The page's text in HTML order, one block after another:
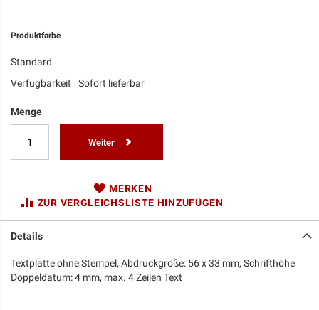
Produktfarbe
Standard
Verfügbarkeit
Sofort lieferbar
Menge
Weiter
MERKEN
ZUR VERGLEICHSLISTE HINZUFÜGEN
Details
Textplatte ohne Stempel, Abdruckgröße: 56 x 33 mm, Schrifthöhe
Doppeldatum: 4 mm, max. 4 Zeilen Text